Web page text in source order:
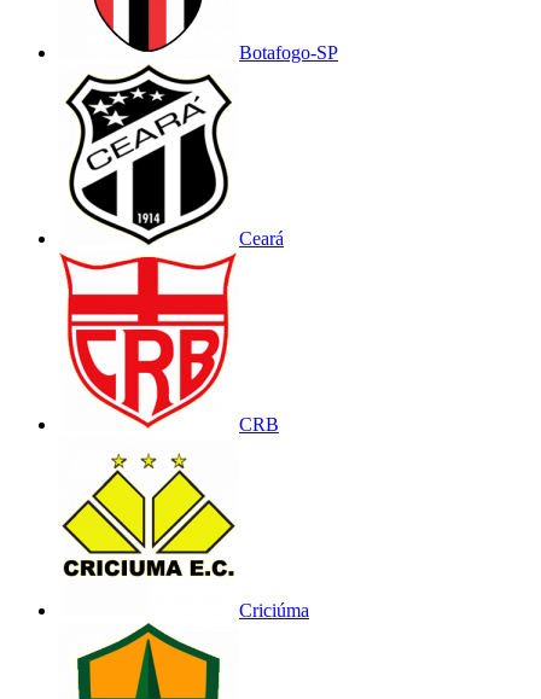
Botafogo-SP
Ceará
CRB
Criciúma